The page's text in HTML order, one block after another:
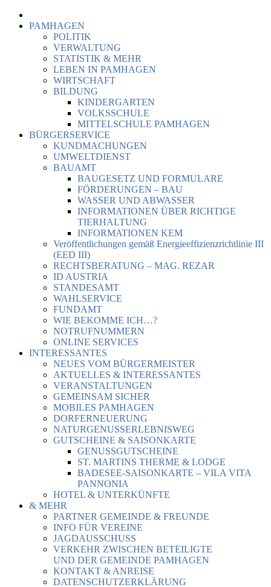
PAMHAGEN
POLITIK
VERWALTUNG
STATISTIK & MEHR
LEBEN IN PAMHAGEN
WIRTSCHAFT
BILDUNG
KINDERGARTEN
VOLKSSCHULE
MITTELSCHULE PAMHAGEN
BÜRGERSERVICE
KUNDMACHUNGEN
UMWELTDIENST
BAUAMT
BAUGESETZ UND FORMULARE
FÖRDERUNGEN – BAU
WASSER UND ABWASSER
INFORMATIONEN ÜBER RICHTIGE
TIERHALTUNG
INFORMATIONEN KEM
Veröffentlichungen gemäß Energieeffizienzrichtlinie III
(EED III)
RECHTSBERATUNG – MAG. REZAR
ID AUSTRIA
STANDESAMT
WAHLSERVICE
FUNDAMT
WIE BEKOMME ICH…?
NOTRUFNUMMERN
ONLINE SERVICES
INTERESSANTES
NEUES VOM BÜRGERMEISTER
AKTUELLES & INTERESSANTES
VERANSTALTUNGEN
GEMEINSAM SICHER
MOBILES PAMHAGEN
DORFERNEUERUNG
NATURGENUSSERLEBNISWEG
GUTSCHEINE & SAISONKARTE
GENUSSGUTSCHEINE
ST. MARTINS THERME & LODGE
BADESEE-SAISONKARTE – VILA VITA
PANNONIA
HOTEL & UNTERKÜNFTE
& MEHR
PARTNER GEMEINDE & FREUNDE
INFO FÜR VEREINE
JAGDAUSSCHUSS
VERKEHR ZWISCHEN BETEILIGTE
UND DER GEMEINDE PAMHAGEN
KONTAKT & ANREISE
DATENSCHUTZERKLÄRUNG